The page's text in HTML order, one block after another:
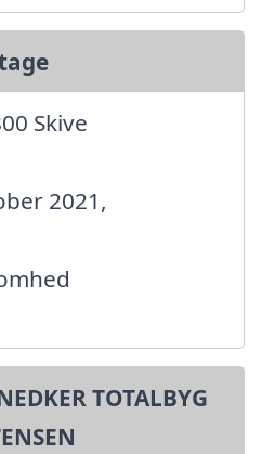
Skive
2021,
TOTALBYG